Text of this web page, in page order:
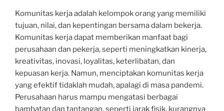
Komunitas kerja adalah kelompok orang yang memiliki
tujuan, nilai, dan kepentingan bersama dalam bekerja.
Komunitas kerja dapat memberikan manfaat bagi
perusahaan dan pekerja, seperti meningkatkan kinerja,
kreativitas, inovasi, loyalitas, keterlibatan, dan
kepuasan kerja. Namun, menciptakan komunitas kerja
yang efektif tidaklah mudah, apalagi di masa pandemi.
Perusahaan harus mampu mengatasi berbagai
hambatan dan tantangan, seperti jarak fisik, kurangnya